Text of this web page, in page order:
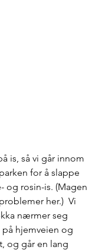
is, så vi går innom
for å slappe
og rosin-is. (Magen
her.)  Vi
nærmer seg
på hjemveien og
og går en lang